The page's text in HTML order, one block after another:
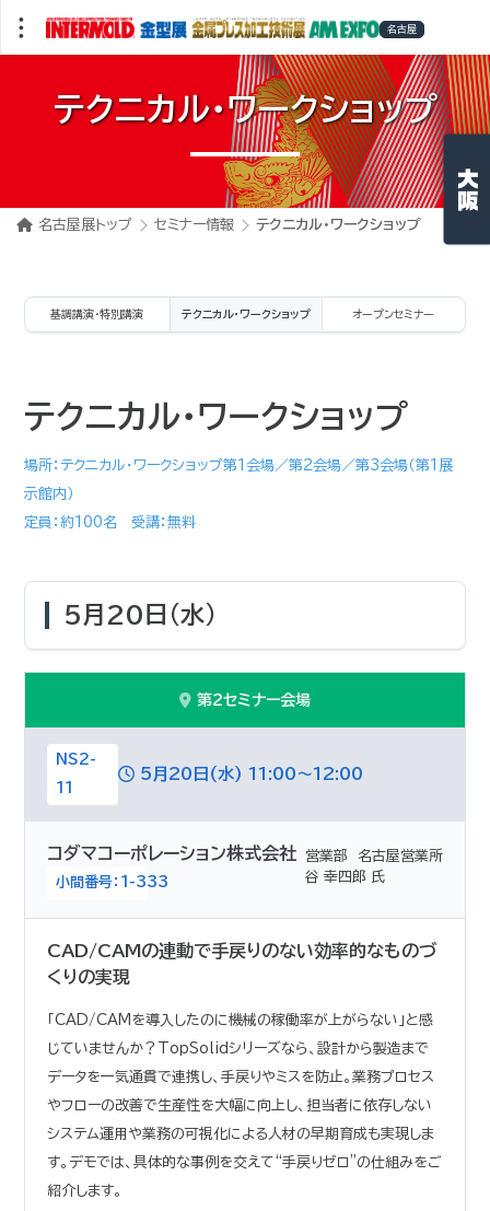
テクニカル・ワークショップ
名古屋展トップ セミナー情報 テクニカル・ワークショップ
基調講演・特別講演 テクニカル・ワークショップ オープンセミナー
テクニカル・ワークショップ
場所：テクニカル・ワークショップ第1会場／第2会場／第3会場（第1展
示館内）
定員：約100名 受講：無料
5月20日(水)
第2セミナー会場
NS2-
11
5月20日(水) 11:00～12:00
コダマコーポレーション株式会社
小間番号：1-333
営業部 名古屋営業所
谷 幸四郎 氏
CAD/CAMの連動で手戻りのない効率的なものづ
くりの実現
「CAD/CAMを導入したのに機械の稼働率が上がらない」と感
じていませんか？TopSolidシリーズなら、設計から製造まで
データを一気通貫で連携し、手戻りやミスを防止。業務プロセス
やフローの改善で生産性を大幅に向上し、担当者に依存しない
システム運用や業務の可視化による人材の早期育成も実現しま
す。デモでは、具体的な事例を交えて“手戻りゼロ”の仕組みをご
紹介します。